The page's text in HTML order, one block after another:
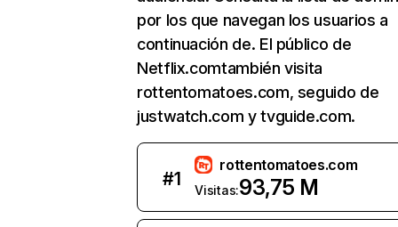
por los que navegan los usuarios a
continuación de. El público de
Netflix.comtambién visita
rottentomatoes.com, seguido de
justwatch.com y tvguide.com.
#1
rottentomatoes.com
Visitas:93,75 M